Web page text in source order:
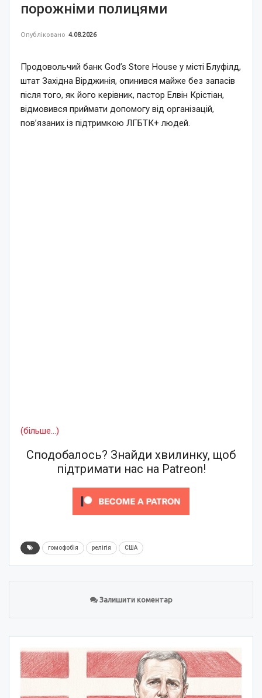
порожніми полицями
Опубліковано 4.08.2026
Продовольчий банк God’s Store House у місті Блуфілд,
штат Західна Вірджинія, опинився майже без запасів
після того, як його керівник, пастор Елвін Крістіан,
відмовився приймати допомогу від організацій,
пов’язаних із підтримкою ЛГБТК+ людей.
(більше…)
Сподобалось? Знайди хвилинку, щоб
підтримати нас на Patreon!
гомофобія релігія США
Залишити коментар